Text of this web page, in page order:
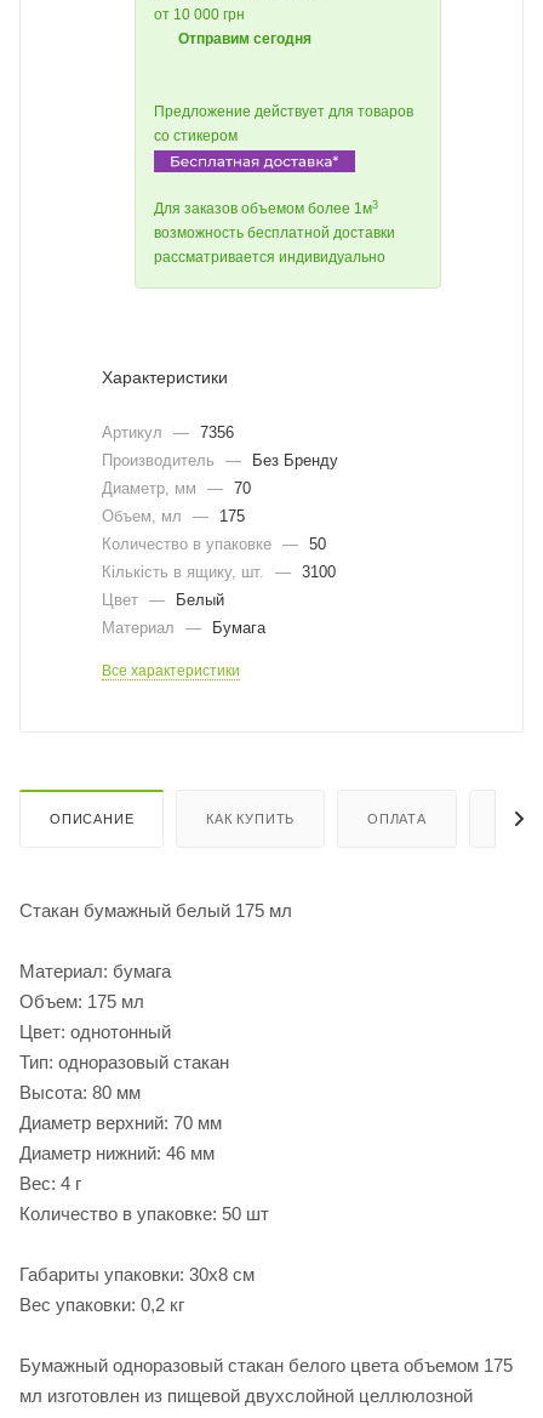
от 10 000 грн
Отправим сегодня
Предложение действует для товаров
со стикером
Для заказов объемом более 1м3
возможность бесплатной доставки
рассматривается индивидуально
Характеристики
Артикул — 7356
Производитель
—
Без Бренду
Диаметр, мм
— 70
Объем, мл
—
175
Количество в упаковке — 50
Кількість в ящику, шт.
— 3100
Цвет —
Белый
Материал
— Бумага
Все характеристики
ОПИСАНИЕ КАК КУПИТЬ ОПЛАТА
Стакан бумажный белый 175 мл
Материал: бумага
Объем: 175 мл
Цвет: однотонный
Тип: одноразовый стакан
Высота: 80 мм
Диаметр верхний: 70 мм
Диаметр нижний: 46 мм
Вес: 4 г
Количество в упаковке: 50 шт
Габариты упаковки: 30х8 см
Вес упаковки: 0,2 кг
Бумажный одноразовый стакан белого цвета объемом 175
мл изготовлен из пищевой двухслойной целлюлозной